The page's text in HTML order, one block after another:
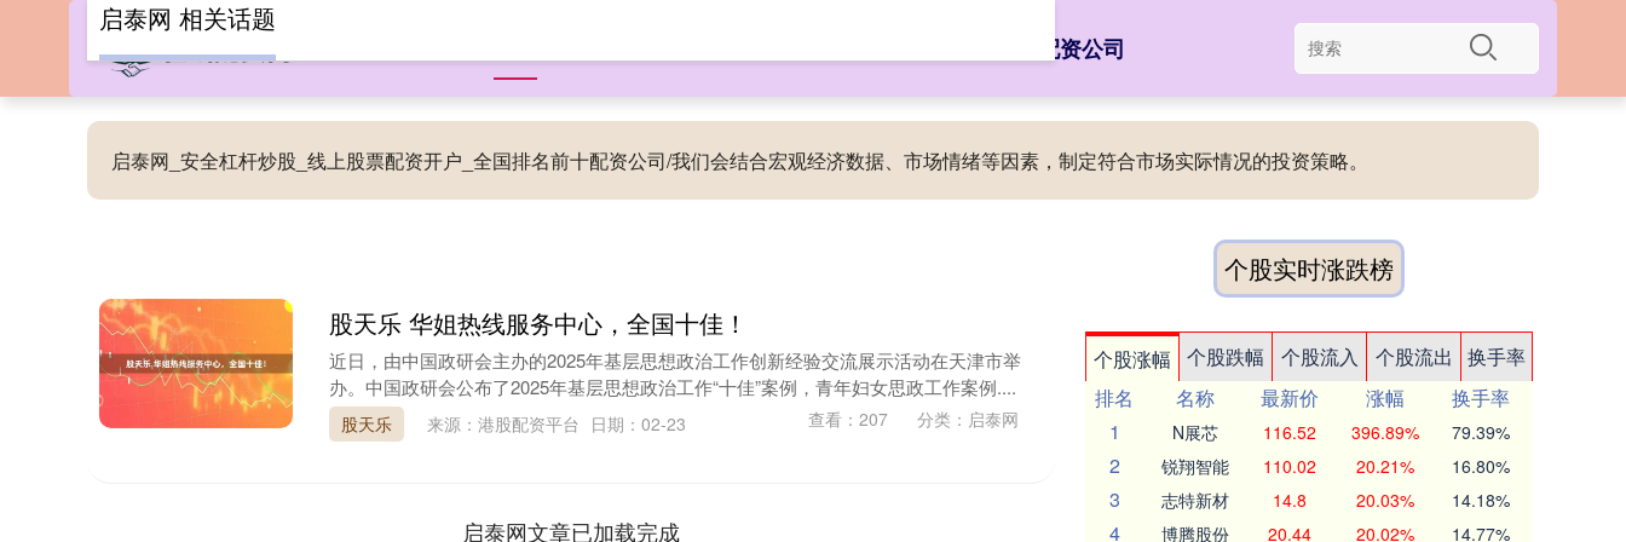
全国排名前十配资公司
启泰网_安全杠杆炒股_线上股票配资开户_全国排名前十配资公司/我们会结合宏观经济数据、市场情绪等因素，制定符合市场实际情况的投资策略。
启泰网 相关话题
股天乐 华姐热线服务中心，全国十佳！
近日，由中国政研会主办的2025年基层思想政治工作创新经验交流展示活动在天津市举
办。中国政研会公布了2025年基层思想政治工作“十佳”案例，青年妇女思政工作案例....
股天乐 来源：港股配资平台 日期：02-23 查看： 207 分类： 启泰网
启泰网文章已加载完成
个股实时涨跌榜
个股涨幅 个股跌幅 个股流入 个股流出
换手率
排名
名称 最新价 涨幅
换手率
1
N展芯 116.52 396.89% 79.39%
2 锐翔智能 110.02 20.21% 16.80%
3 志特新材 14.8 20.03% 14.18%
4 博腾股份 20.44 20.02% 14.77%